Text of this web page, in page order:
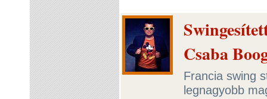
Csaba
Francia swing
legnagyobb